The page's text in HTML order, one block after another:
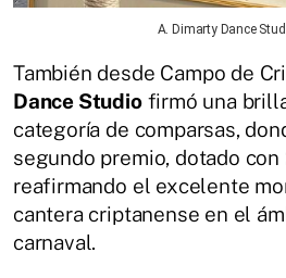
A. Dimarty Dance
También desde Campo de
Dance Studiofirmó una
categoría de comparsas,
segundo premio, dotado con
reafirmando el excelente
cantera criptanense en el
carnaval.